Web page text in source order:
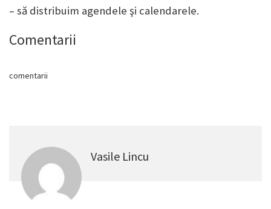
– să distribuim agendele şi calendarele.
Comentarii
comentarii
Vasile Lincu